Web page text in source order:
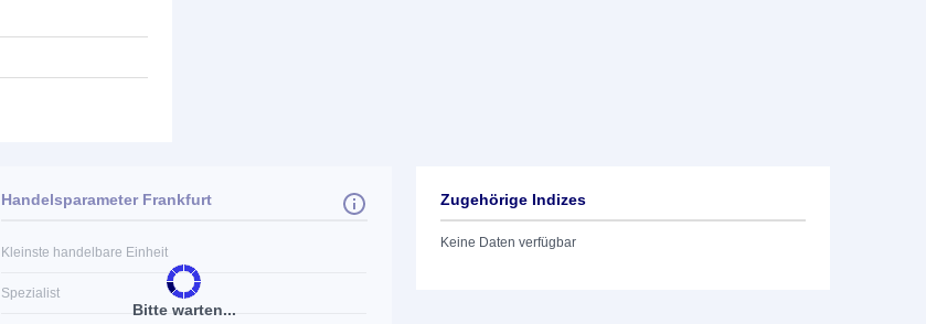
Bitte warten...
Handelsparameter Frankfurt
Kleinste handelbare Einheit
Spezialist
Zugehörige Indizes
Keine Daten verfügbar